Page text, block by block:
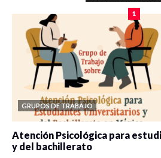
1
GRUPOS DE TRABAJO
Atención Psicológica para
y del bachillerato